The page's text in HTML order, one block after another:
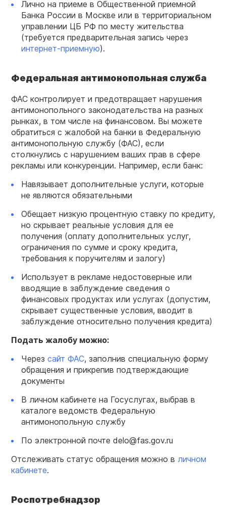
Лично на приеме в Общественной приемной
Банка России в Москве или в территориальном
управлении ЦБ РФ по месту жительства
(требуется предварительная запись через
интернет-приемную).
Федеральная антимонопольная служба
ФАС контролирует и предотвращает нарушения
антимонопольного законодательства на разных
рынках, в том числе на финансовом. Вы можете
обратиться с жалобой на банки в Федеральную
антимонопольную службу (ФАС), если
столкнулись с нарушением ваших прав в сфере
рекламы или конкуренции. Например, если банк:
Навязывает дополнительные услуги, которые
не являются обязательными
Обещает низкую процентную ставку по кредиту,
но скрывает реальные условия для ее
получения (оплату дополнительных услуг,
ограничения по сумме и сроку кредита,
требования к поручителям и залогу)
Использует в рекламе недостоверные или
вводящие в заблуждение сведения о
финансовых продуктах или услугах (допустим,
скрывает существенные условия, вводит в
заблуждение относительно получения кредита)
Подать жалобу можно:
Через сайт ФАС, заполнив специальную форму
обращения и прикрепив подтверждающие
документы
В личном кабинете на Госуслугах, выбрав в
каталоге ведомств Федеральную
антимонопольную службу
По электронной почте delo@fas.gov.ru
Отслеживать статус обращения можно в личном
кабинете.
Роспотребнадзор